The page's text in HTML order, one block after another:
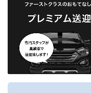
の他権利者様から受領した
正な手段で入手した個人情報
お客様との契約の履行、賃
約後の管理・アフターサー
当社は、当社の他の不動産
有用と思われる当社提携先
ールの発送等のために、お
ルアドレスの情報を利用さ
の申し出により取り止めます
市区町村